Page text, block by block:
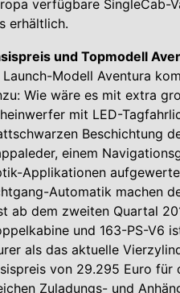
verfügbare SingleCab-
erhältlich.
und Topmodell
Launch-Modell Aventura
Wie wäre es mit extra
mit LED-
Beschichtung
einem
Applikationen
Automatik machen
ab dem zweiten Quartal
und 163-PS-V6
als das aktuelle
von 29.295 Euro für
Zuladungs- und